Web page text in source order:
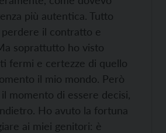
più autentica. Tutto
il contratto e
soprattutto ho visto
fermi e certezze di quello
il mio mondo. Però
momento di essere decisi,
Ho avuto la fortuna
ai miei genitori: è